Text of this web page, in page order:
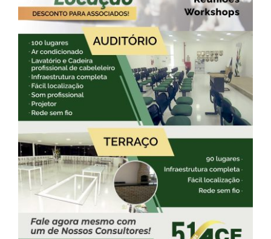
Contato